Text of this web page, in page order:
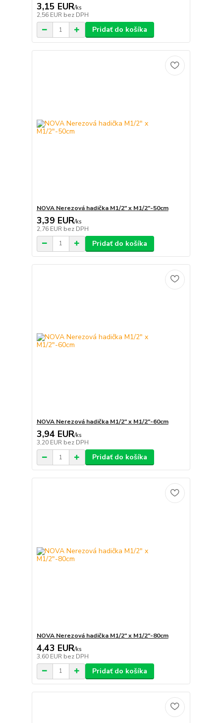
3,15 EUR/ks
2,56 EUR bez DPH
Pridať do košíka
NOVA Nerezová hadička M1/2" x M1/2"-50cm
3,39 EUR/ks
2,76 EUR bez DPH
Pridať do košíka
NOVA Nerezová hadička M1/2" x M1/2"-60cm
3,94 EUR/ks
3,20 EUR bez DPH
Pridať do košíka
NOVA Nerezová hadička M1/2" x M1/2"-80cm
4,43 EUR/ks
3,60 EUR bez DPH
Pridať do košíka